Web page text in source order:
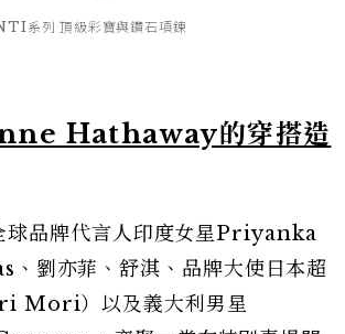
系列 頂級彩寶與鑽石項鍊
Hathaway的穿搭造
球品牌代言人印度女星Priyanka
劉亦菲、舒淇、品牌大使日本超
Mori）以及義大利男星